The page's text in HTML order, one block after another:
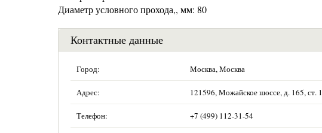
Диаметр условного прохода,, мм: 80
Контактные данные
Город: Москва, Москва
Адрес: 121596, Можайское шоссе, д. 165, ст. 1
Телефон: +7 (499) 112-31-54